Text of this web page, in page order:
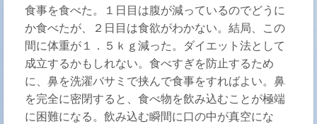
食事を食べた。１日目は腹が減っているのでどうに
か食べたが、２日目は食欲がわかない。結局、この
間に体重が１．５ｋｇ減った。ダイエット法として
成立するかもしれない。食べすぎを防止するため
に、鼻を洗濯バサミで挟んで食事をすればよい。鼻
を完全に密閉すると、食べ物を飲み込むことが極端
に困難になる。飲み込む瞬間に口の中が真空にな